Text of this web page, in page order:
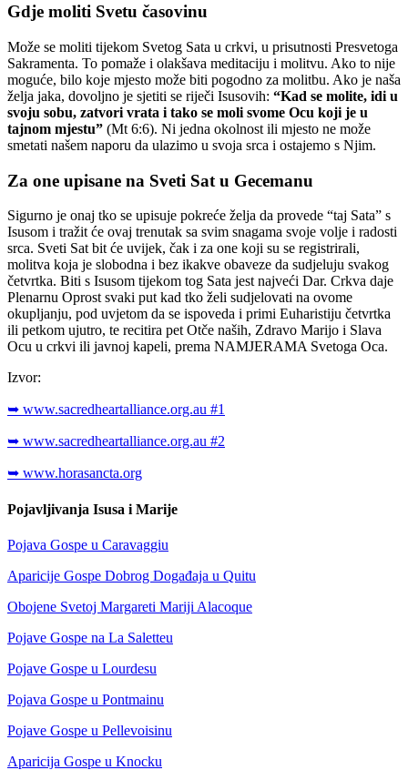
Gdje moliti Svetu časovinu
Može se moliti tijekom Svetog Sata u crkvi, u prisutnosti Presvetoga
Sakramenta. To pomaže i olakšava meditaciju i molitvu. Ako to nije
moguće, bilo koje mjesto može biti pogodno za molitbu. Ako je naša
želja jaka, dovoljno je sjetiti se riječi Isusovih: “Kad se molite, idi u
svoju sobu, zatvori vrata i tako se moli svome Ocu koji je u
tajnom mjestu” (Mt 6:6). Ni jedna okolnost ili mjesto ne može
smetati našem naporu da ulazimo u svoja srca i ostajemo s Njim.
Za one upisane na Sveti Sat u Gecemanu
Sigurno je onaj tko se upisuje pokreće želja da provede “taj Sata” s
Isusom i tražit će ovaj trenutak sa svim snagama svoje volje i radosti
srca. Sveti Sat bit će uvijek, čak i za one koji su se registrirali,
molitva koja je slobodna i bez ikakve obaveze da sudjeluju svakog
četvrtka. Biti s Isusom tijekom tog Sata jest najveći Dar. Crkva daje
Plenarnu Oprost svaki put kad tko želi sudjelovati na ovome
okupljanju, pod uvjetom da se ispoveda i primi Euharistiju četvrtka
ili petkom ujutro, te recitira pet Otče naših, Zdravo Marijo i Slava
Ocu u crkvi ili javnoj kapeli, prema NAMJERAMA Svetoga Oca.
Izvor:
➥ www.sacredheartalliance.org.au #1
➥ www.sacredheartalliance.org.au #2
➥ www.horasancta.org
Pojavljivanja Isusa i Marije
Pojava Gospe u Caravaggiu
Aparicije Gospe Dobrog Događaja u Quitu
Obojene Svetoj Margareti Mariji Alacoque
Pojave Gospe na La Saletteu
Pojave Gospe u Lourdesu
Pojava Gospe u Pontmainu
Pojave Gospe u Pellevoisinu
Aparicija Gospe u Knocku